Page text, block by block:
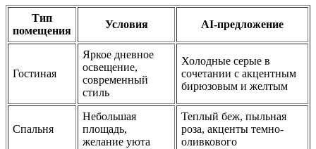
Тип
помещения
Условия AI-предложение
Гостиная
Яркое дневное
освещение,
современный
стиль
Холодные серые в
сочетании с акцентным
бирюзовым и желтым
Спальня
Небольшая
площадь,
желание уюта
Теплый беж, пыльная
роза, акценты темно-
оливкового